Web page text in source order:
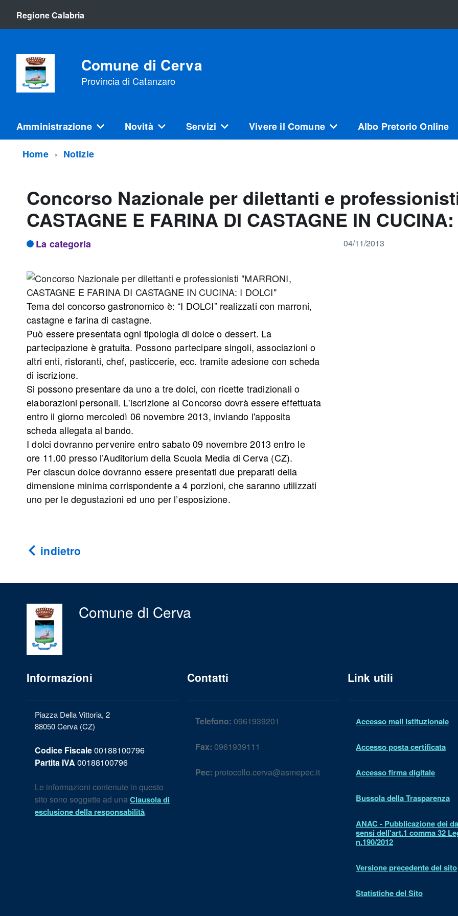
Regione Calabria
Comune di Cerva
Provincia di Catanzaro
Amministrazione Novità Servizi Vivere il Comune Albo Pretorio Online
Home Notizie
Concorso Nazionale per dilettanti e
CASTAGNE E FARINA DI CASTAGNE IN
La categoria 04/11/2013
Tema del concorso gastronomico è: “I DOLCI” realizzati con marroni,
castagne e farina di castagne.
Può essere presentata ogni tipologia di dolce o dessert. La
partecipazione è gratuita. Possono partecipare singoli, associazioni o
altri enti, ristoranti, chef, pasticcerie, ecc. tramite adesione con scheda
di iscrizione.
Si possono presentare da uno a tre dolci, con ricette tradizionali o
elaborazioni personali. L'iscrizione al Concorso dovrà essere effettuata
entro il giorno mercoledì 06 novembre 2013, inviando l'apposita
scheda allegata al bando.
I dolci dovranno pervenire entro sabato 09 novembre 2013 entro le
ore 11.00 presso l’Auditorium della Scuola Media di Cerva (CZ).
Per ciascun dolce dovranno essere presentati due preparati della
dimensione minima corrispondente a 4 porzioni, che saranno utilizzati
uno per le degustazioni ed uno per l’esposizione.
indietro
Comune di Cerva
Informazioni
Piazza Della Vittoria, 2
88050 Cerva (CZ)
Codice Fiscale00188100796
Partita IVA 00188100796
Le informazioni contenute in questo
sito sono soggette ad unaClausola di
esclusione della responsabilità.
Contatti
Telefono: 0961939201
Fax: 0961939111
Pec: protocollo.cerva@asmepec.it
Link utili
Accesso mail Istituzionale
Accesso posta certificata
Accesso firma digitale
Bussola della Trasparenza
ANAC - Pubblicazione dei
sensi dell'art.1 comma 32
n.190/2012
Versione precedente del sito
Statistiche del Sito